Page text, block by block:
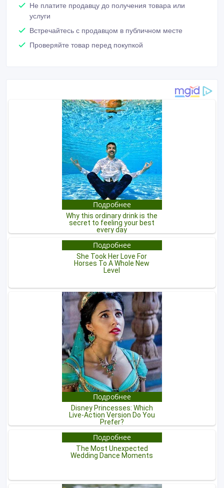
Не платите продавцу до получения товара или
услуги
Встречайтесь с продавцом в публичном месте
Проверяйте товар перед покупкой